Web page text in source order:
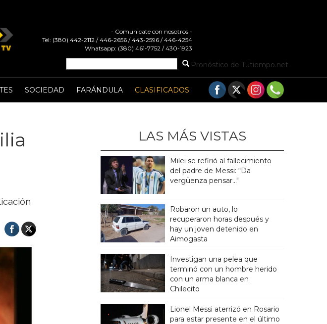
- Comunicate con nosotros -
Tel: (380) 442-2112 / 446-2656 / 443-2596 / 446-4254
Whatsapp: (380) 461-7752 / 430-1923
Pronóstico de Tutiempo.net
SOCIEDAD FARÁNDULA CLASIFICADOS
LAS MÁS VISTAS
Milei se refirió al fallecimiento
del padre de Messi: “Da
vergüenza pensar..."
Robaron un auto, lo
recuperaron horas después y
hay un joven detenido en
Aimogasta
Investigan una pelea que
terminó con un hombre herido
con un arma blanca en
Chilecito
Lionel Messi aterrizó en Rosario
para estar presente en el último